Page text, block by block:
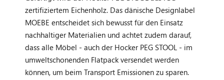
zertifiziertem Eichenholz. Das dänische Designlabel
MOEBE entscheidet sich bewusst für den Einsatz
nachhaltiger Materialien und achtet zudem darauf,
dass alle Möbel - auch der Hocker PEG STOOL - im
umweltschonenden Flatpack versendet werden
können, um beim Transport Emissionen zu sparen.